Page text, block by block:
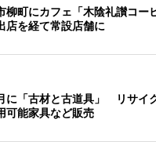
柳町にカフェ「木陰礼讃コ
店を経て常設店舗に
に「古材と古道具」 リサイ
可能家具など販売